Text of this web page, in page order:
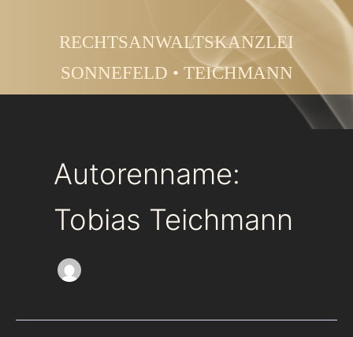
RECHTSANWALTSKANZLEI
SONNEFELD • TEICHMANN
Autorenname:
Tobias Teichmann